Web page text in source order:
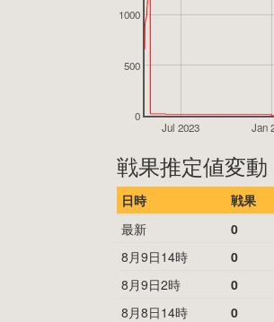
Jul 2023 Jan
0
500
1000
戦果推定値変動
日時 戦果
最新
0
8月9日14時
0
8月9日2時
0
8月8日14時
0